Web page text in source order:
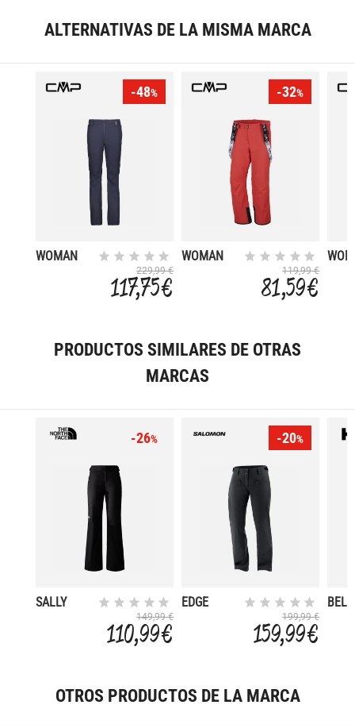
ALTERNATIVAS DE LA MISMA MARCA
-48%
WOMAN
229,99 €
117,75 €
-32%
WOMAN
119,99 €
81,59 €
PRODUCTOS SIMILARES DE OTRAS
MARCAS
-26%
SALLY
149,99 €
110,99 €
-20%
EDGE
199,99 €
159,99 €
OTROS PRODUCTOS DE LA MARCA